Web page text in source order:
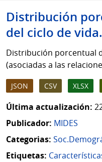
Distribución
del ciclo de
Distribución porcentual
(asociadas a las
JSON CSV XLSX
Última actualización:
Publicador: MIDES
Categorias:
Etiquetas: